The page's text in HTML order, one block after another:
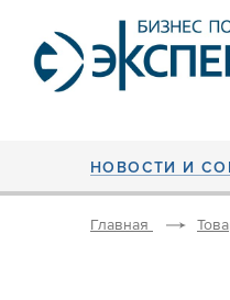
НОВОСТИ И
Главная